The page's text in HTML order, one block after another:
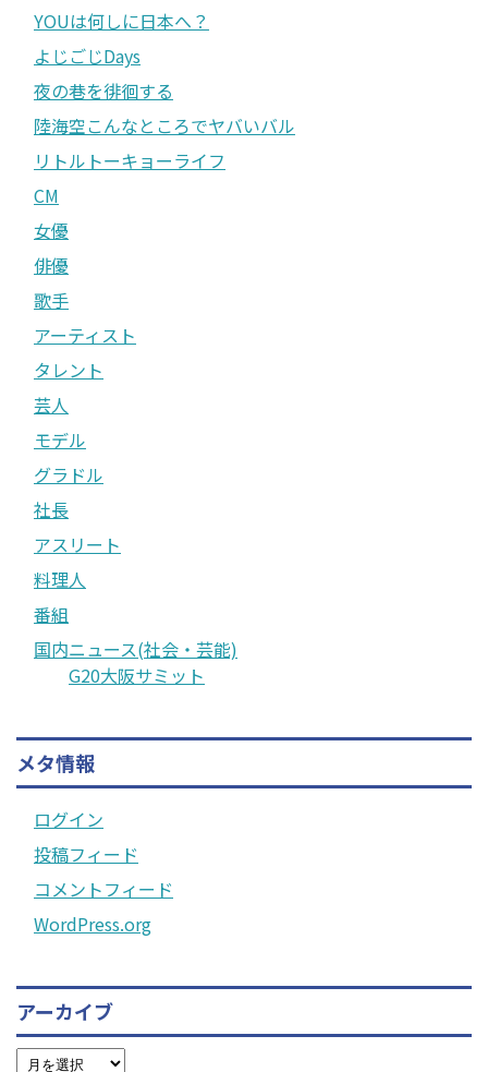
YOUは何しに日本へ？
よじごじDays
夜の巷を徘徊する
陸海空こんなところでヤバいバル
リトルトーキョーライフ
CM
女優
俳優
歌手
アーティスト
タレント
芸人
モデル
グラドル
社長
アスリート
料理人
番組
国内ニュース(社会・芸能)
G20大阪サミット
メタ情報
ログイン
投稿フィード
コメントフィード
WordPress.org
アーカイブ